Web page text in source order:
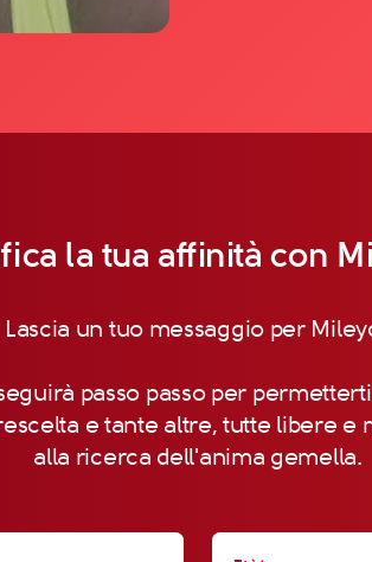
la tua affinità con
Lascia un tuo messaggio per
passo passo per
e tante altre, tutte libere e
alla ricerca dell'anima gemella.